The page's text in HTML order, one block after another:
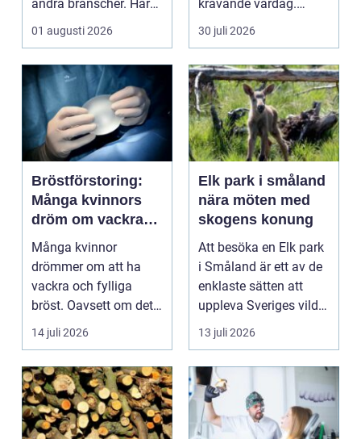
andra branscher. Här
påverkar varje bes...
01 augusti 2026
krävande vardag.
Skola, sociala med...
30 juli 2026
Bröstförstoring:
Många kvinnors
dröm om vackra
bröst
Många kvinnor
drömmer om att ha
vackra och fylliga
bröst. Oavsett om det
är f&o...
14 juli 2026
Elk park i småland
nära möten med
skogens konung
Att besöka en Elk park
i Småland är ett av de
enklaste sätten att
uppleva Sveriges vilda
hjärta på n...
13 juli 2026